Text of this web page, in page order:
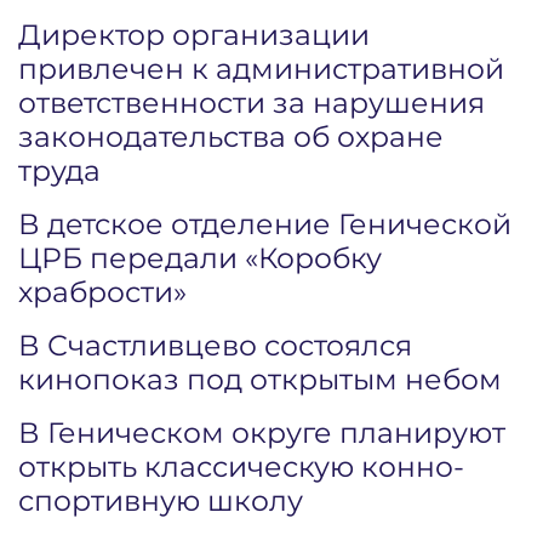
Директор организации
привлечен к административной
ответственности за нарушения
законодательства об охране
труда
В детское отделение Генической
ЦРБ передали «Коробку
храбрости»
В Счастливцево состоялся
кинопоказ под открытым небом
В Геническом округе планируют
открыть классическую конно-
спортивную школу